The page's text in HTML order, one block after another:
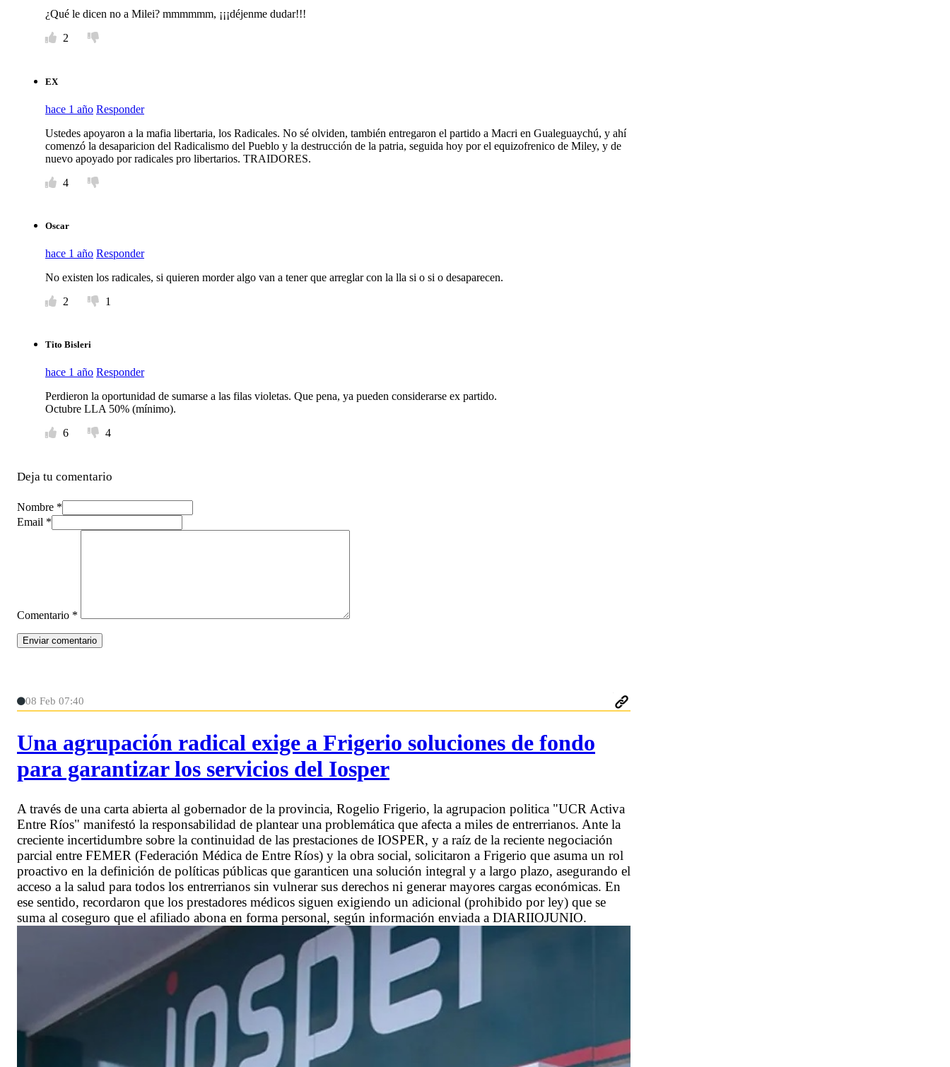
¿Qué le dicen no a Milei? mmmmmm, ¡¡¡déjenme dudar!!!
2
EX
hace 1 año Responder
Ustedes apoyaron a la mafia libertaria, los Radicales. No sé olviden, también entregaron el partido a Macri en Gualeguaychú, y ahí
comenzó la desaparicion del Radicalismo del Pueblo y la destrucción de la patria, seguida hoy por el equizofrenico de Miley, y de
nuevo apoyado por radicales pro libertarios. TRAIDORES.
4
Oscar
hace 1 año Responder
No existen los radicales, si quieren morder algo van a tener que arreglar con la lla si o si o desaparecen.
2
1
Tito Bisleri
hace 1 año Responder
Perdieron la oportunidad de sumarse a las filas violetas. Que pena, ya pueden considerarse ex partido.
Octubre LLA 50% (mínimo).
6
4
Deja tu comentario
Nombre *
Email *
Comentario *
08 Feb 07:40
Una agrupación radical exige a Frigerio soluciones de fondo
para garantizar los servicios del Iosper
A través de una carta abierta al gobernador de la provincia, Rogelio Frigerio, la agrupacion politica "UCR Activa
Entre Ríos" manifestó la responsabilidad de plantear una problemática que afecta a miles de entrerrianos. Ante la
creciente incertidumbre sobre la continuidad de las prestaciones de IOSPER, y a raíz de la reciente negociación
parcial entre FEMER (Federación Médica de Entre Ríos) y la obra social, solicitaron a Frigerio que asuma un rol
proactivo en la definición de políticas públicas que garanticen una solución integral y a largo plazo, asegurando el
acceso a la salud para todos los entrerrianos sin vulnerar sus derechos ni generar mayores cargas económicas. En
ese sentido, recordaron que los prestadores médicos siguen exigiendo un adicional (prohibido por ley) que se
suma al coseguro que el afiliado abona en forma personal, según información enviada a DIARIIOJUNIO.